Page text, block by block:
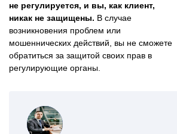
не регулируется, и вы, как клиент,
никак не защищены. В случае
возникновения проблем или
мошеннических действий, вы не сможете
обратиться за защитой своих прав в
регулирующие органы.